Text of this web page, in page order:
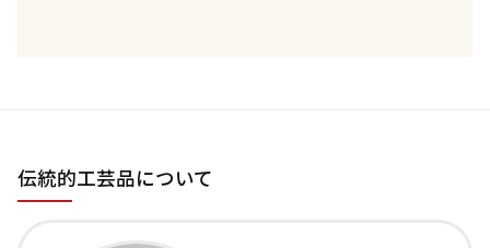
伝統的工芸品について